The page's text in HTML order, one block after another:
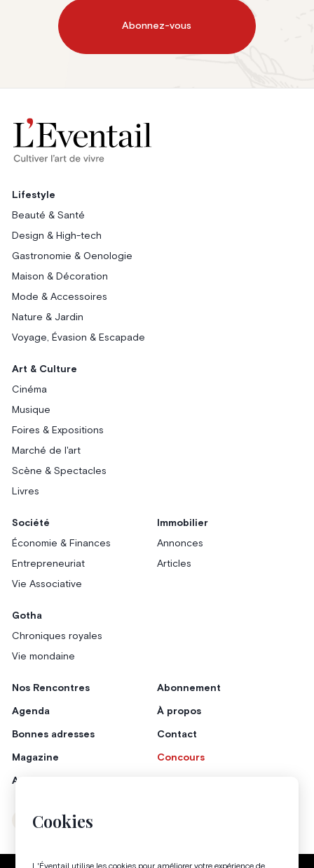
Cookies
Abonnez-vous
Lifestyle
Beauté & Santé
Design & High-tech
Gastronomie & Oenologie
Maison & Décoration
Mode & Accessoires
Nature & Jardin
Voyage, Évasion & Escapade
Art & Culture
Cinéma
Musique
Foires & Expositions
Marché de l'art
Scène & Spectacles
Livres
Société
Économie & Finances
Entrepreneuriat
Vie Associative
Immobilier
Annonces
Articles
Gotha
Chroniques royales
Vie mondaine
Nos Rencontres
Agenda
Bonnes adresses
Magazine
Annonceurs
Abonnement
À propos
Contact
Concours
Instagram